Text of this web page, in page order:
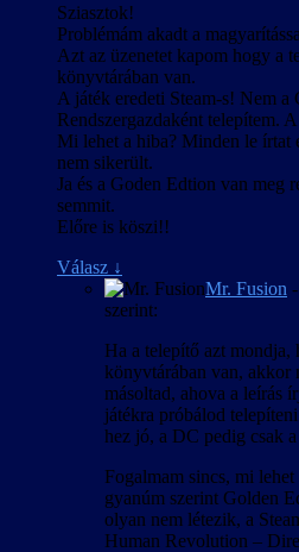
Sziasztok!
Problémám akadt a
Azt az üzenetet kapom hogy a
könyvtárában van.
A játék eredeti Steam-s! Nem a
Rendszergazdaként telepítem.
Mi lehet a hiba? Minden le írtat
nem sikerült.
Ja és a Goden Edtion van meg
semmit.
Előre is köszi!!
Válasz ↓
Mr. Fusion -
szerint:
Ha a telepítő azt mondja,
könyvtárában van, akkor
másoltad, ahova a leírás
játékra próbálod
hez jó, a DC pedig csak
Fogalmam sincs, mi
gyanúm szerint Golden
olyan nem létezik, a
Human Revolution –